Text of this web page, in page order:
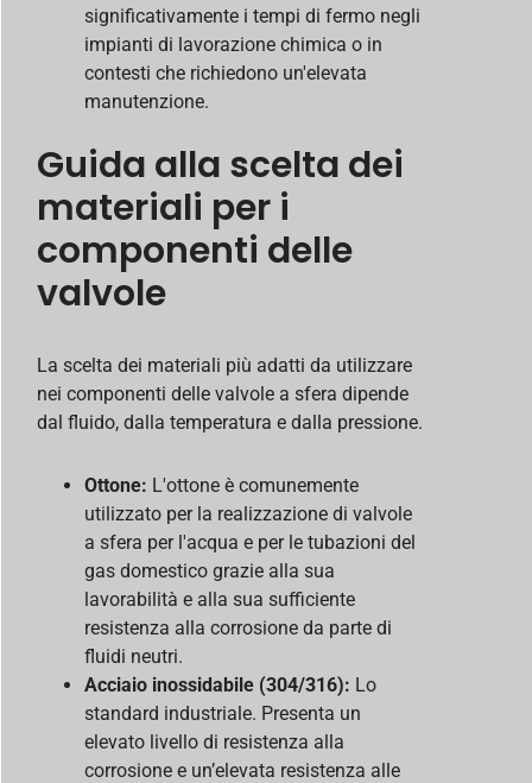
significativamente i tempi di fermo negli
impianti di lavorazione chimica o in
contesti che richiedono un'elevata
manutenzione.
Guida alla scelta dei
materiali per i
componenti delle
valvole
La scelta dei materiali più adatti da utilizzare
nei componenti delle valvole a sfera dipende
dal fluido, dalla temperatura e dalla pressione.
Ottone: L'ottone è comunemente
utilizzato per la realizzazione di valvole
a sfera per l'acqua e per le tubazioni del
gas domestico grazie alla sua
lavorabilità e alla sua sufficiente
resistenza alla corrosione da parte di
fluidi neutri.
Acciaio inossidabile (304/316): Lo
standard industriale. Presenta un
elevato livello di resistenza alla
corrosione e un’elevata resistenza alle